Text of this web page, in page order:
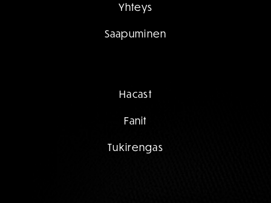
Yhteys
Saapuminen
Hacast
Fanit
Tukirengas